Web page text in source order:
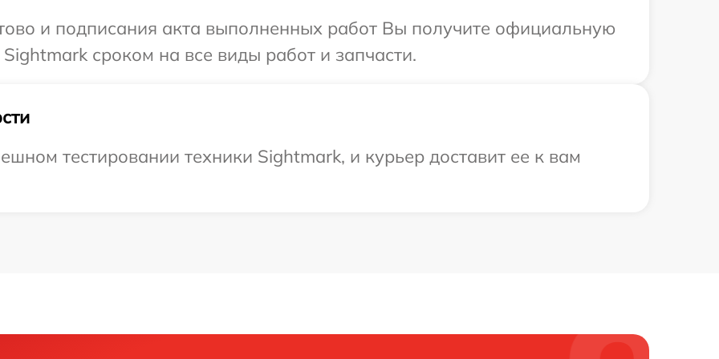
и подписания акта выполненных работ Вы получите официальную
сроком на все виды работ и запчасти.
тестировании техники Sightmark, и курьер доставит ее к вам